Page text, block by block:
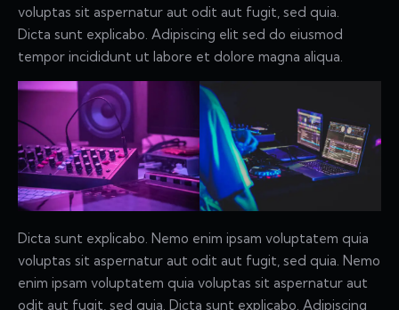
voluptas sit aspernatur aut odit aut fugit, sed quia.
Dicta sunt explicabo. Adipiscing elit sed do eiusmod
tempor incididunt ut labore et dolore magna aliqua.
Dicta sunt explicabo. Nemo enim ipsam voluptatem quia
voluptas sit aspernatur aut odit aut fugit, sed quia. Nemo
enim ipsam voluptatem quia voluptas sit aspernatur aut
odit aut fugit, sed quia. Dicta sunt explicabo. Adipiscing